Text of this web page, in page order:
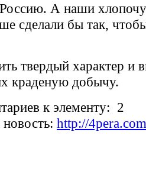
А наши
сделали бы так,
твердый характер и
краденую добычу.
к элементу: 2
http://